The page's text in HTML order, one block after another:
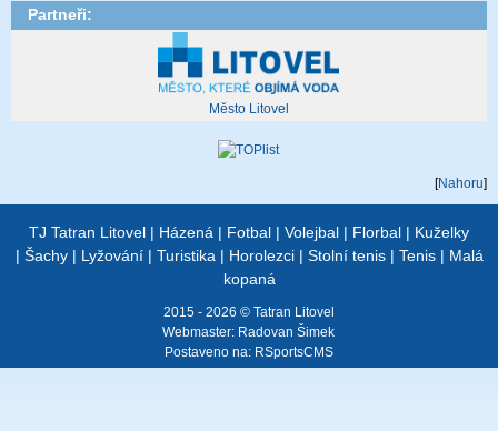
Partneři:
Město Litovel
[Nahoru]
TJ Tatran Litovel | Házená | Fotbal | Volejbal | Florbal | Kuželky
| Šachy| Lyžování| Turistika| Horolezci| Stolní tenis| Tenis| Malá
kopaná
2015 - 2026 © Tatran Litovel
Webmaster: Radovan Šimek
Postaveno na: RSportsCMS